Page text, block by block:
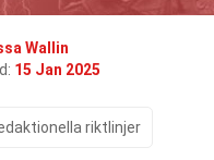
Wallin
15 Jan 2025
riktlinjer